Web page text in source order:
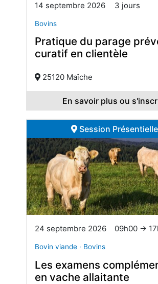
14 septembre 2026 3 jours
Bovins
Pratique du parage
curatif en clientèle
25120 Maîche
En savoir plus ou
Session Présentielle
24 septembre 2026 09h00 →
Bovin viande · Bovins
Les examens
en vache allaitante